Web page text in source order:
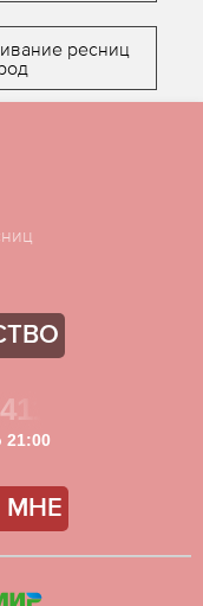
ресниц
21:00
МНЕ